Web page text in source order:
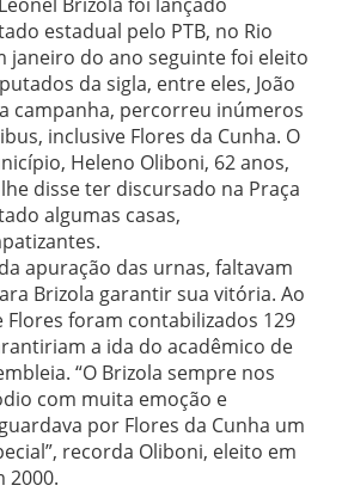
estadual pelo PTB, no Rio
janeiro do ano seguinte foi eleito
da sigla, entre eles, João
campanha, percorreu inúmeros
inclusive Flores da Cunha. O
Heleno Oliboni, 62 anos,
disse ter discursado na Praça
algumas casas,
apuração das urnas, faltavam
Brizola garantir sua vitória. Ao
foram contabilizados 129
a ida do acadêmico de
“O Brizola sempre nos
com muita emoção e
por Flores da Cunha um
recorda Oliboni, eleito em
2000.